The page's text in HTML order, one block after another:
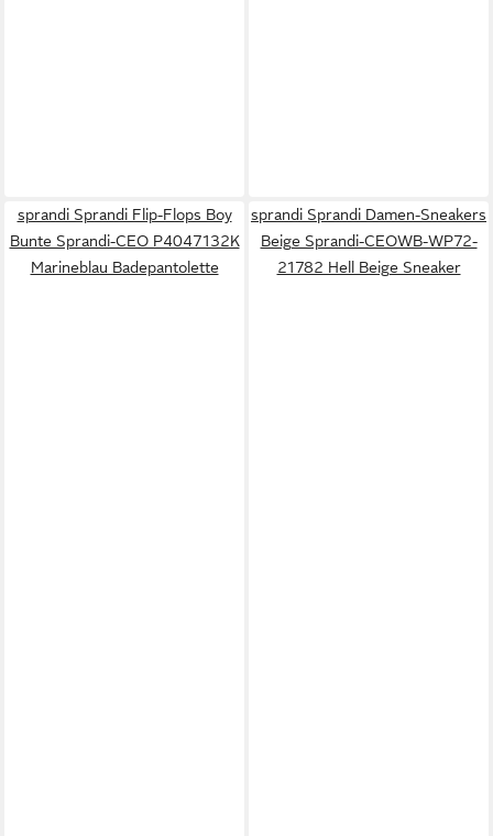
sprandi Sprandi Flip-Flops Boy
Bunte Sprandi-CEO P4047132K
Marineblau Badepantolette
sprandi Sprandi Damen-Sneakers
Beige Sprandi-CEOWB-WP72-
21782 Hell Beige Sneaker